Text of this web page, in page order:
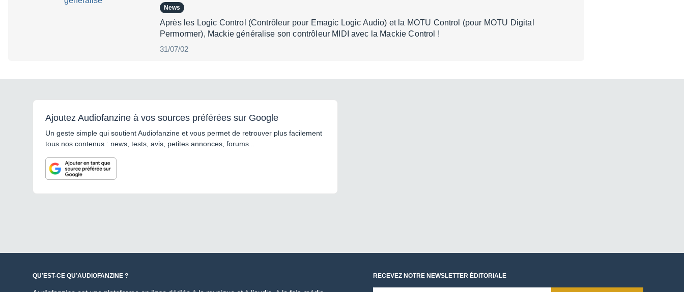
News
Après les Logic Control (Contrôleur pour Emagic Logic Audio) et la MOTU Control (pour MOTU Digital
Permormer), Mackie généralise son contrôleur MIDI avec la Mackie Control !
31/07/02
Ajoutez Audiofanzine à vos sources préférées sur Google
Un geste simple qui soutient Audiofanzine et vous permet de retrouver plus facilement
tous nos contenus : news, tests, avis, petites annonces, forums...
QU’EST-CE QU’AUDIOFANZINE ? RECEVEZ NOTRE NEWSLETTER ÉDITORIALE